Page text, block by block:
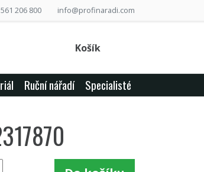
206 800 info@profinaradi.com
Košík
Ruční nářadí Specialisté